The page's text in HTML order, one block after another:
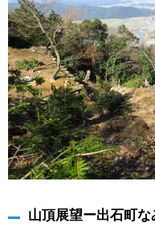
山頂展望ー出石町